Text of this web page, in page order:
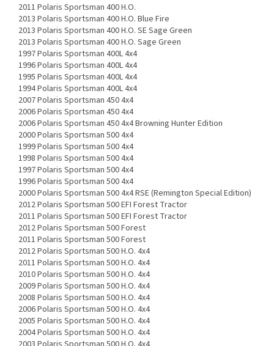
2011 Polaris Sportsman 400 H.O.
2013 Polaris Sportsman 400 H.O. Blue Fire
2013 Polaris Sportsman 400 H.O. SE Sage Green
2013 Polaris Sportsman 400 H.O. Sage Green
1997 Polaris Sportsman 400L 4x4
1996 Polaris Sportsman 400L 4x4
1995 Polaris Sportsman 400L 4x4
1994 Polaris Sportsman 400L 4x4
2007 Polaris Sportsman 450 4x4
2006 Polaris Sportsman 450 4x4
2006 Polaris Sportsman 450 4x4 Browning Hunter Edition
2000 Polaris Sportsman 500 4x4
1999 Polaris Sportsman 500 4x4
1998 Polaris Sportsman 500 4x4
1997 Polaris Sportsman 500 4x4
1996 Polaris Sportsman 500 4x4
2000 Polaris Sportsman 500 4x4 RSE (Remington Special Edition)
2012 Polaris Sportsman 500 EFI Forest Tractor
2011 Polaris Sportsman 500 EFI Forest Tractor
2012 Polaris Sportsman 500 Forest
2011 Polaris Sportsman 500 Forest
2012 Polaris Sportsman 500 H.O. 4x4
2011 Polaris Sportsman 500 H.O. 4x4
2010 Polaris Sportsman 500 H.O. 4x4
2009 Polaris Sportsman 500 H.O. 4x4
2008 Polaris Sportsman 500 H.O. 4x4
2006 Polaris Sportsman 500 H.O. 4x4
2005 Polaris Sportsman 500 H.O. 4x4
2004 Polaris Sportsman 500 H.O. 4x4